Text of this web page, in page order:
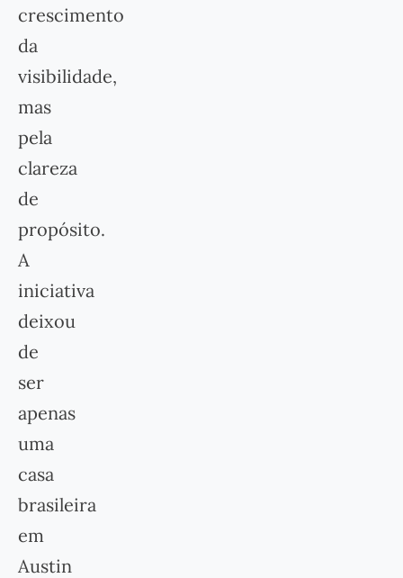
crescimento
da
visibilidade,
mas
pela
clareza
de
propósito.
A
iniciativa
deixou
de
ser
apenas
uma
casa
brasileira
em
Austin